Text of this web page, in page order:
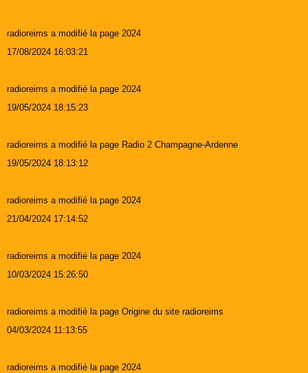
radioreims a modifié la page 2024
17/08/2024 16:03:21
radioreims a modifié la page 2024
19/05/2024 18:15:23
radioreims a modifié la page Radio 2 Champagne-Ardenne
19/05/2024 18:13:12
radioreims a modifié la page 2024
21/04/2024 17:14:52
radioreims a modifié la page 2024
10/03/2024 15:26:50
radioreims a modifié la page Origine du site radioreims
04/03/2024 11:13:55
radioreims a modifié la page 2024